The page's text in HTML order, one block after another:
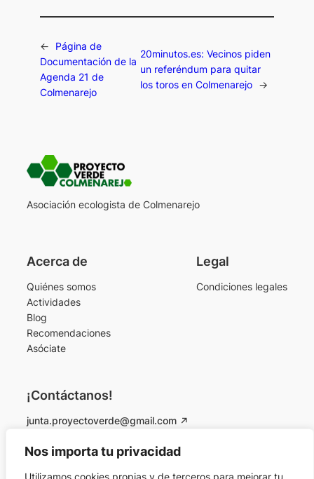
Nos importa tu privacidad
Utilizamos cookies propias y de terceros para mejorar tu
←
Página de
Documentación de la
Agenda 21 de
Colmenarejo
20minutos.es: Vecinos piden
un referéndum para quitar
los toros en Colmenarejo →
Asociación ecologista de Colmenarejo
Acerca de
Quiénes somos
Actividades
Blog
Recomendaciones
Asóciate
Legal
Condiciones legales
¡Contáctanos!
junta.proyectoverde@gmail.com